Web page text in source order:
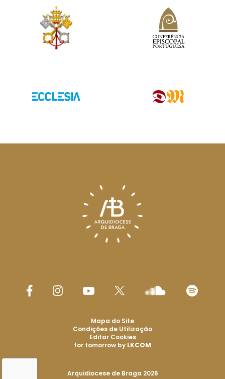
Arquidiocese de Braga 2026
Mapa do Site
Condições de Utilização
Editar Cookies
for tomorrow by LKCOM